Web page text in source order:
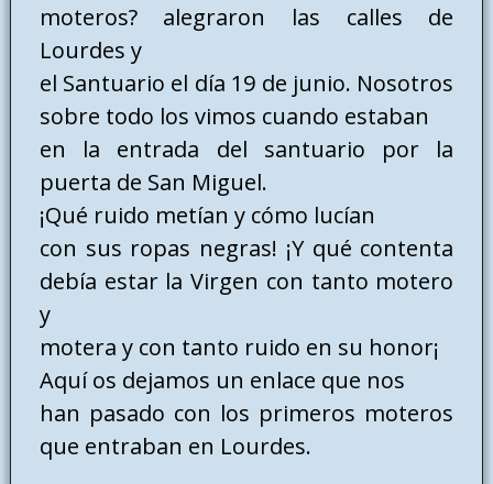
moteros? alegraron las calles de
Lourdes y
el Santuario el día 19 de junio. Nosotros
sobre todo los vimos cuando estaban
en la entrada del santuario por la
puerta de San Miguel.
¡Qué ruido metían y cómo lucían
con sus ropas negras! ¡Y qué contenta
debía estar la Virgen con tanto motero
y
motera y con tanto ruido en su honor¡
Aquí os dejamos un enlace que nos
han pasado con los primeros moteros
que entraban en Lourdes.